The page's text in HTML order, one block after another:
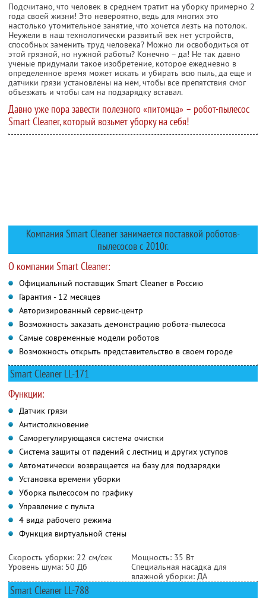
Подсчитано, что человек в среднем тратит на уборку примерно 2
года своей жизни! Это невероятно, ведь для многих это
настолько утомительное занятие, что хочется лезть на потолок.
Неужели в наш технологически развитый век нет устройств,
способных заменить труд человека? Можно ли освободиться от
этой грязной, но нужной работы? Конечно – да! Не так давно
ученые придумали такое изобретение, которое ежедневно в
определенное время может искать и убирать всю пыль, да еще и
датчики грязи установлены на нем, чтобы все препятствия смог
объезжать и чтобы сам на подзарядку вставал.
Давно уже пора завести полезного «питомца» – робот-пылесос
Smart Cleaner, который возьмет уборку на себя!
Компания Smart Cleaner занимается поставкой роботов-
пылесосов с 2010г.
О компании Smart Cleaner:
Официальный поставщик Smart Cleaner в Россию
Гарантия - 12 месяцев
Авторизированный сервис-центр
Возможность заказать демонстрацию робота-пылесоса
Самые современные модели роботов
Возможность открыть представительство в своем городе
Smart Cleaner LL-171
Функции:
Датчик грязи
Антистолкновение
Саморегулирующаяся система очистки
Система защиты от падений с лестниц и других уступов
Автоматически возвращается на базу для подзарядки
Установка времени уборки
Уборка пылесосом по графику
Управление с пульта
4 вида рабочего режима
Функция виртуальной стены
Скорость уборки: 22 см/сек
Уровень шума: 50 Дб
Мощность: 35 Вт
Специальная насадка для
влажной уборки: ДА
Smart Cleaner LL-788